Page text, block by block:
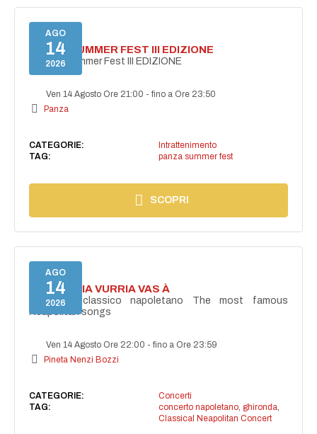
AGO
14
2026
PANZA SUMMER FEST III EDIZIONE
PANZA Summer Fest III EDIZIONE
Ven 14 Agosto Ore 21:00 -fino a Ore 23:50
Panza
CATEGORIE:
Intrattenimento
TAG:
panza summer fest
SCOPRI
AGO
14
2026
I'TE VURRIA VURRIA VAS À
Concerto classico napoletano The most famous
Neapolitan songs
Ven 14 Agosto Ore 22:00 -fino a Ore 23:59
Pineta Nenzi Bozzi
CATEGORIE:
Concerti
TAG:
concerto napoletano, ghironda
Classical Neapolitan Concert